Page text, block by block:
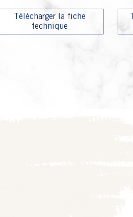
Télécharger la fiche
technique